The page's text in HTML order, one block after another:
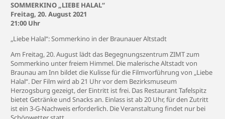
SOMMERKINO „LIEBE HALAL“
Freitag, 20. August 2021
21:00 Uhr
„Liebe Halal“: Sommerkino in der Braunauer Altstadt
Am Freitag, 20. August lädt das Begegnungszentrum ZIMT zum
Sommerkino unter freiem Himmel. Die malerische Altstadt von
Braunau am Inn bildet die Kulisse für die Filmvorführung von „Liebe
Halal“. Der Film wird ab 21 Uhr vor dem Bezirksmuseum
Herzogsburg gezeigt, der Eintritt ist frei. Das Restaurant Tafelspitz
bietet Getränke und Snacks an. Einlass ist ab 20 Uhr, für den Zutritt
ist ein 3-G-Nachweis erforderlich. Die Veranstaltung findet nur bei